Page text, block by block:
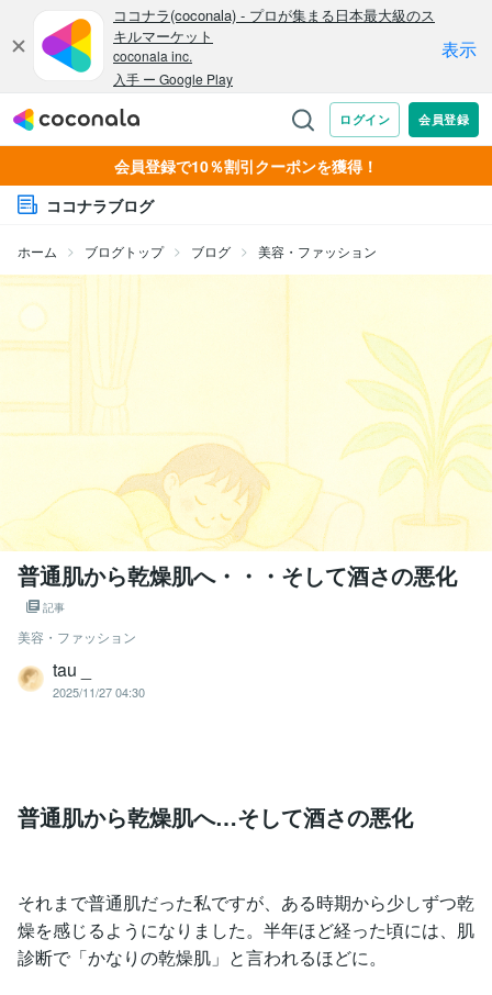
会員登録で10％割引クーポンを獲得！
ココナラブログ
ホーム ブログトップ ブログ 美容・ファッション
普通肌から乾燥肌へ・・・そして酒さの悪化
記事
美容・ファッション
tau _
2025/11/27 04:30
普通肌から乾燥肌へ…そして酒さの悪化
それまで普通肌だった私ですが、ある時期から少しずつ乾
燥を感じるようになりました。半年ほど経った頃には、肌
診断で「かなりの乾燥肌」と言われるほどに。